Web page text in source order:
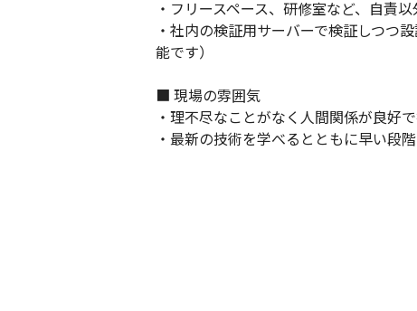
・フリースペース、研修室など、自責
・社内の検証用サーバーで検証しつつ
能です）
■ 現場の雰囲気
・理不尽なことがなく人間関係が良好
・最新の技術を学べるとともに早い段